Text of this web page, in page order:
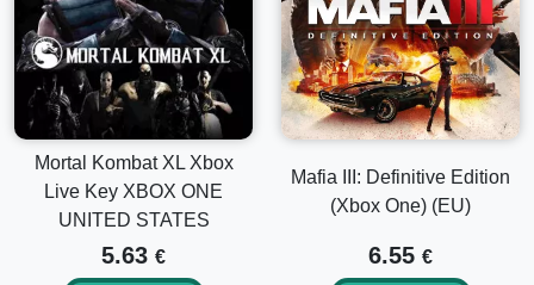
Mortal Kombat XL Xbox
Live Key XBOX ONE
UNITED STATES
5.63 €
Mafia III: Definitive Edition
(Xbox One) (EU)
6.55 €